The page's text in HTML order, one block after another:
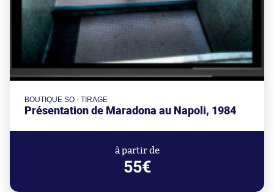
BOUTIQUE SO - TIRAGE
Présentation de Maradona au Napoli, 1984
à partir de
55€